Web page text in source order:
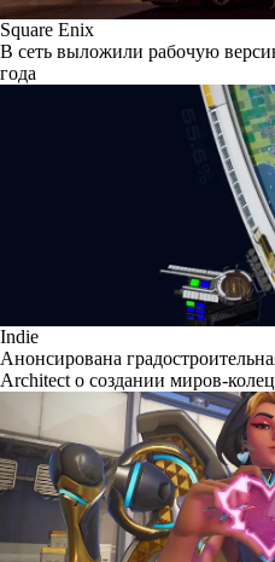
Square Enix
В сеть выложили рабочую
года
Indie
Анонсирована
Architect о создании миров-колец